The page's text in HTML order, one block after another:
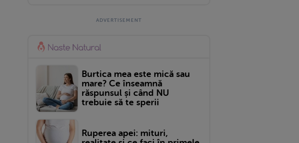
Burtica mea este mică sau
mare? Ce înseamnă
răspunsul și când NU
trebuie să te sperii
Ruperea apei: mituri,